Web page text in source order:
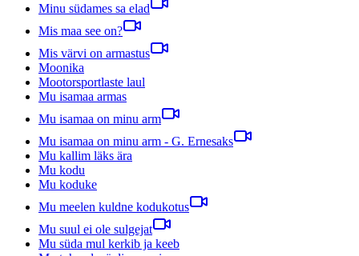
Minu südames sa elad
Mis maa see on?
Mis värvi on armastus
Moonika
Mootorsportlaste laul
Mu isamaa armas
Mu isamaa on minu arm
Mu isamaa on minu arm - G. Ernesaks
Mu kallim läks ära
Mu kodu
Mu koduke
Mu meelen kuldne kodukotus
Mu suul ei ole sulgejat
Mu süda mul kerkib ja keeb